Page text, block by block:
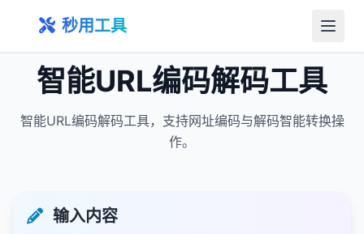
秒用工具
智能URL编码解码工具
智能URL编码解码工具，支持网址编码与解码智能转换操
作。
输入内容